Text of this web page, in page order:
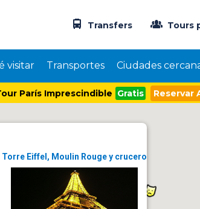
París Imprescindible Gratis Reservar
Tours
Transfers
visitar Transportes Ciudades
Torre Eiffel, Moulin Rouge y crucero